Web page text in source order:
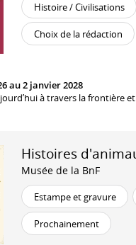
Histoire / Civilisations
Choix de la rédaction
au 2 janvier 2028
à travers la frontière
Histoires
Musée de la BnF
Estampe et gravure
Prochainement